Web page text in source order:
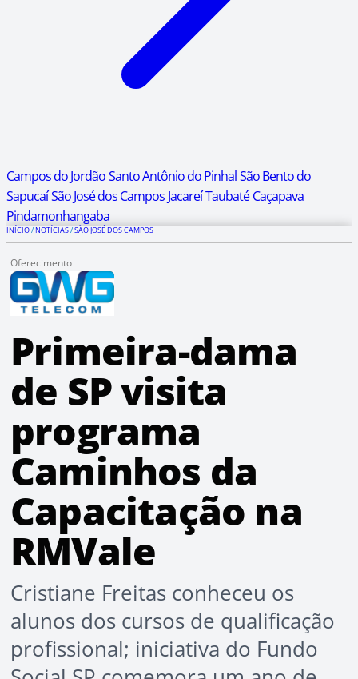
Campos do JordãoSanto Antônio do PinhalSão Bento do
SapucaíSão José dos Campos JacareíTaubaté Caçapava
Pindamonhangaba
INÍCIO/NOTÍCIAS/SÃO JOSÉ DOS CAMPOS
Oferecimento
Primeira-dama
de SP visita
programa
Caminhos da
Capacitação na
RMVale
Cristiane Freitas conheceu os
alunos dos cursos de qualificação
profissional; iniciativa do Fundo